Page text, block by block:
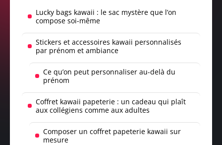
Lucky bags kawaii : le sac mystère que l’on
compose soi-même
Stickers et accessoires kawaii personnalisés
par prénom et ambiance
Ce qu’on peut personnaliser au-delà du
prénom
Coffret kawaii papeterie : un cadeau qui plaît
aux collégiens comme aux adultes
Composer un coffret papeterie kawaii sur
mesure